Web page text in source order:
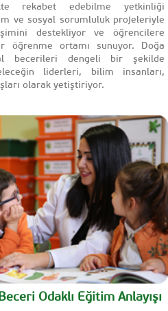
rekabet edebilme yetkinliği
ve sosyal sorumluluk projeleriyle
destekliyor ve öğrencilere
ortamı sunuyor. Doğa
becerileri dengeli bir şekilde
liderleri, bilim insanları,
olarak yetiştiriyor.
Odaklı Eğitim Anlayışı